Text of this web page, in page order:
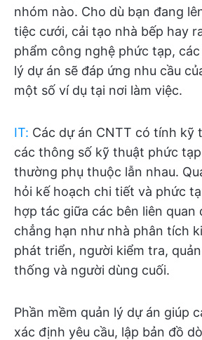
nhóm nào. Cho dù bạn đang
tiệc cưới, cải tạo nhà bếp hay
phẩm công nghệ phức tạp,
lý dự án sẽ đáp ứng nhu cầu
một số ví dụ tại nơi làm việc.
IT: Các dự án CNTT có tính kỹ
các thông số kỹ thuật phức
thường phụ thuộc lẫn nhau.
hỏi kế hoạch chi tiết và phức
hợp tác giữa các bên liên quan
chẳng hạn như nhà phân tích
phát triển, người kiểm tra,
thống và người dùng cuối.
Phần mềm quản lý dự án giúp
xác định yêu cầu, lập bản đồ